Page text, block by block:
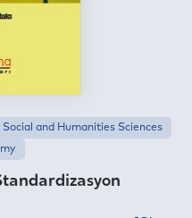
Social and Humanities Sciences